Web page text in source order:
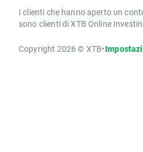
I clienti che hanno aperto un
sono clienti di XTB Online
Copyright 2026 © XTB•